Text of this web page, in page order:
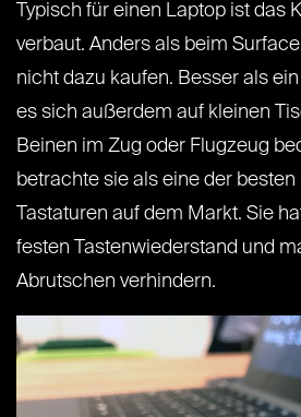
Typisch für einen Laptop ist das
verbaut. Anders als beim
nicht dazu kaufen. Besser als
es sich außerdem auf kleinen
Beinen im Zug oder Flugzeug
betrachte sie als eine der besten
Tastaturen auf dem Markt. Sie
festen Tastenwiederstand und
Abrutschen verhindern.